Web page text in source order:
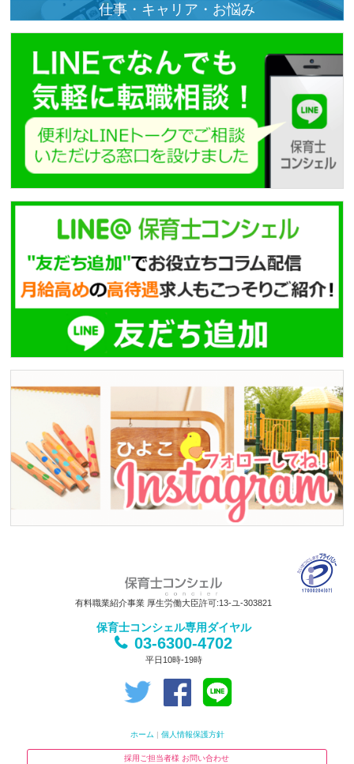
仕事・キャリア・お悩み
有料職業紹介事業 厚生労働大臣許可:13-ユ-303821
保育士コンシェル専用ダイヤル
03-6300-4702
平日10時-19時
ホーム | 個人情報保護方針
採用ご担当者様 お問い合わせ